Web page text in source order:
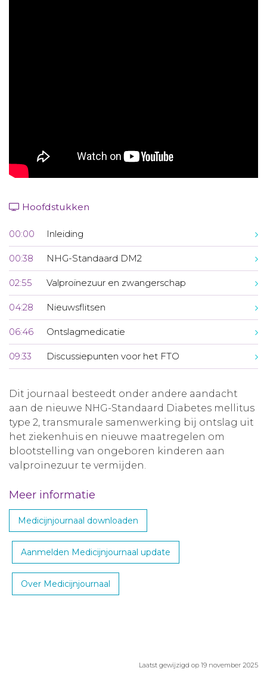
Hoofdstukken
00:00 Inleiding
00:38 NHG-Standaard DM2
02:55 Valproïnezuur en zwangerschap
04:28 Nieuwsflitsen
06:46 Ontslagmedicatie
09:33 Discussiepunten voor het FTO
Dit journaal besteedt onder andere aandacht
aan de nieuwe NHG-Standaard Diabetes mellitus
type 2, transmurale samenwerking bij ontslag uit
het ziekenhuis en nieuwe maatregelen om
blootstelling van ongeboren kinderen aan
valproïnezuur te vermijden.
Meer informatie
Medicijnjournaal downloaden
Aanmelden Medicijnjournaal update
Over Medicijnjournaal
Laatst gewijzigd op 19 november 2025